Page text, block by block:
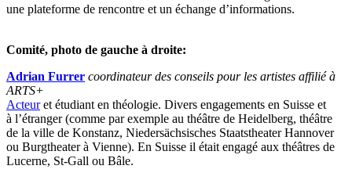
une plateforme de rencontre et un échange d’informations.
Comité, photo de gauche à droite:
Adrian Furrer coordinateur des conseils pour les artistes affilié à
ARTS+
Acteuret étudiant en théologie. Divers engagements en Suisse et
à l’étranger (comme par exemple au théâtre de Heidelberg, théâtre
de la ville de Konstanz, Niedersächsisches Staatstheater Hannover
ou Burgtheater à Vienne). En Suisse il était engagé aux théâtres de
Lucerne, St-Gall ou Bâle.